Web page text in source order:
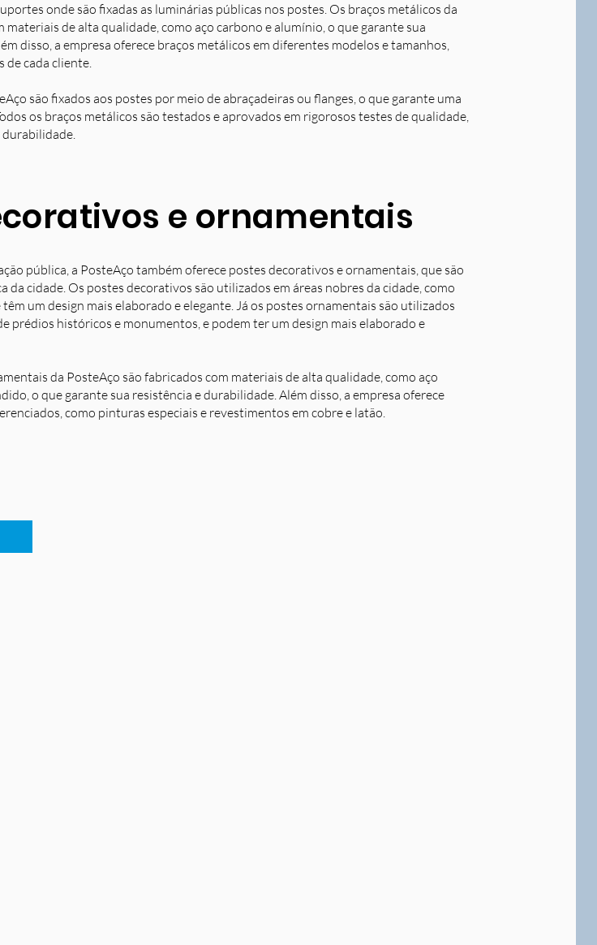
onde são fixadas as luminárias públicas nos postes. Os braços metálicos da
materiais de alta qualidade, como aço carbono e alumínio, o que garante sua
disso, a empresa oferece braços metálicos em diferentes modelos e tamanhos,
de cada cliente.
são fixados aos postes por meio de abraçadeiras ou flanges, o que garante uma
os braços metálicos são testados e aprovados em rigorosos testes de qualidade,
durabilidade.
e ornamentais
pública, a PosteAço também oferece postes decorativos e ornamentais, que são
da cidade. Os postes decorativos são utilizados em áreas nobres da cidade, como
têm um design mais elaborado e elegante. Já os postes ornamentais são utilizados
prédios históricos e monumentos, e podem ter um design mais elaborado e
da PosteAço são fabricados com materiais de alta qualidade, como aço
o que garante sua resistência e durabilidade. Além disso, a empresa oferece
como pinturas especiais e revestimentos em cobre e latão.